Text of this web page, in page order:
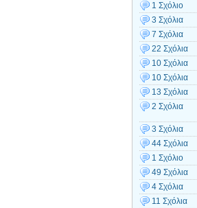
1 Σχόλιο
3 Σχόλια
7 Σχόλια
22 Σχόλια
10 Σχόλια
10 Σχόλια
13 Σχόλια
2 Σχόλια
3 Σχόλια
44 Σχόλια
1 Σχόλιο
49 Σχόλια
4 Σχόλια
11 Σχόλια